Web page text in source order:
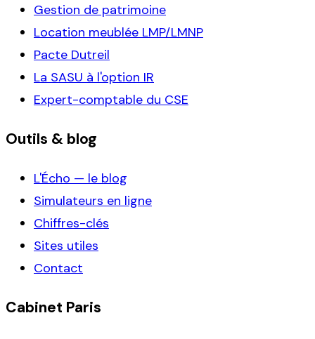
Gestion de patrimoine
Location meublée LMP/LMNP
Pacte Dutreil
La SASU à l'option IR
Expert-comptable du CSE
Outils & blog
L'Écho — le blog
Simulateurs en ligne
Chiffres-clés
Sites utiles
Contact
Cabinet Paris